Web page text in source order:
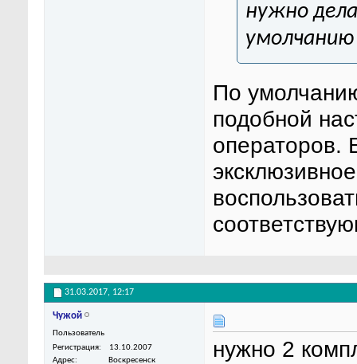
нужно
умолчанию
По
подобной
операторов.
31.03.2017, 12:17
Чужой
Пользователь
Регистрация
13.10.2007
Адрес
Воскресенск
нужно 2